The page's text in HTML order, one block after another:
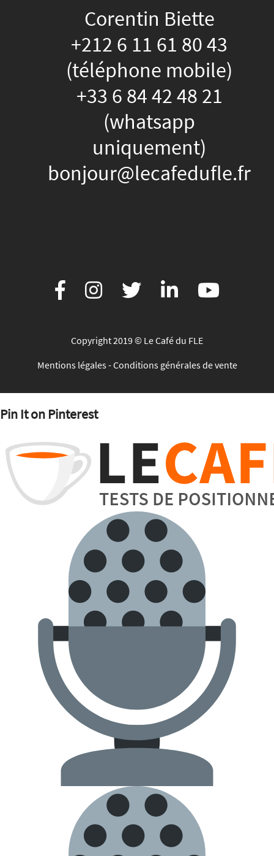
Corentin Biette
+212 6 11 61 80 43
(téléphone mobile)
+33 6 84 42 48 21
(whatsapp
uniquement)
bonjour@lecafedufle.fr
Copyright 2019 © Le Café du FLE
Mentions légales-Conditions générales de vente
Pin It on Pinterest